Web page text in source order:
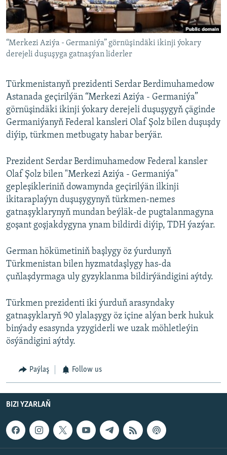
“Merkezi Aziýa - Germaniýa” görnüşindäki ikinji ýokary
derejeli duşuşyga gatnaşýan liderler
Türkmenistanyň prezidenti Serdar Berdimuhamedow
Astanada geçirilýän “Merkezi Aziýa - Germaniýa”
görnüşindäki ikinji ýokary derejeli duşuşygyň çäginde
Germaniýanyň Federal kansleri Olaf Şolz bilen duşuşdy
diýip, türkmen metbugaty habar berýär.
Prezident Serdar Berdimuhamedow Federal kansler
Olaf Şolz bilen "Merkezi Aziýa - Germaniýa"
gepleşikleriniň dowamynda geçirilýän ilkinji
ikitaraplaýyn duşuşygynyň türkmen-nemes
gatnaşyklarynyň mundan beýläk-de pugtalanmagyna
goşant goşjakdygyna ynam bildirdi diýip, TDH ýazýar.
German hökümetiniň başlygy öz ýurdunyň
Türkmenistan bilen hyzmatdaşlygy has-da
çuňlaşdyrmaga uly gyzyklanma bildirýändigini aýtdy.
Türkmen prezidenti iki ýurduň arasyndaky
gatnaşyklaryň 90 ylalaşygy öz içine alýan berk hukuk
binýady esasynda yzygiderli we uzak möhletleýin
ösýändigini aýtdy.
Paýlaş Follow us
BIZI YZARLAŇ